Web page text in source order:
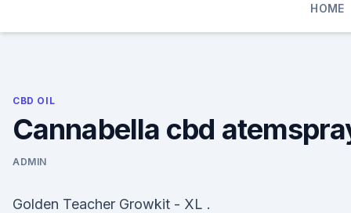
HOME
CBD OIL
Cannabella cbd
ADMIN
Golden Teacher Growkit - XL .